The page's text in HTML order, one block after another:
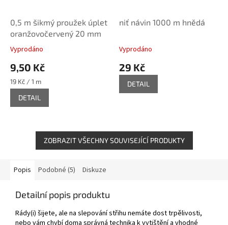
0,5 m šikmý proužek úplet
oranžovočervený 20 mm
Vyprodáno
9,50 Kč
Měrná
cena:
19 Kč / 1 m
DETAIL
niť návin 1000 m hnědá
Vyprodáno
29 Kč
DETAIL
ZOBRAZIT VŠECHNY SOUVISEJÍCÍ PRODUKTY
Popis Podobné (5) Diskuze
Detailní popis produktu
Rády(i) šijete, ale na slepování střihu nemáte dost trpělivosti,
nebo vám chybí doma správná technika k vytištění a vhodné